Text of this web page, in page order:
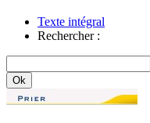
Texte intégral
Rechercher :